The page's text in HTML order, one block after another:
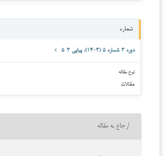
شماره
دوره ۳ شماره ۵ (۱۴۰۳): پیاپی ۳-۵
نوع مقاله
مقالات
ارجاع به مقاله